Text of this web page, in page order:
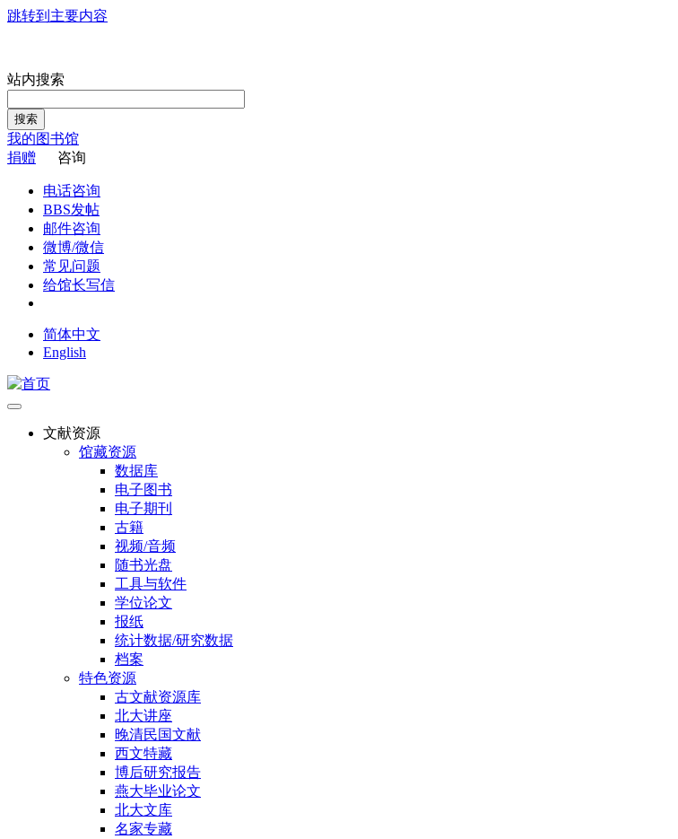
跳转到主要内容
站内搜索
搜索
我的图书馆
捐赠
咨询
电话咨询
BBS发帖
邮件咨询
微博/微信
常见问题
给馆长写信
简体中文
English
文献资源
馆藏资源
数据库
电子图书
电子期刊
古籍
视频/音频
随书光盘
工具与软件
学位论文
报纸
统计数据/研究数据
档案
特色资源
古文献资源库
北大讲座
晚清民国文献
西文特藏
博后研究报告
燕大毕业论文
北大文库
名家专藏